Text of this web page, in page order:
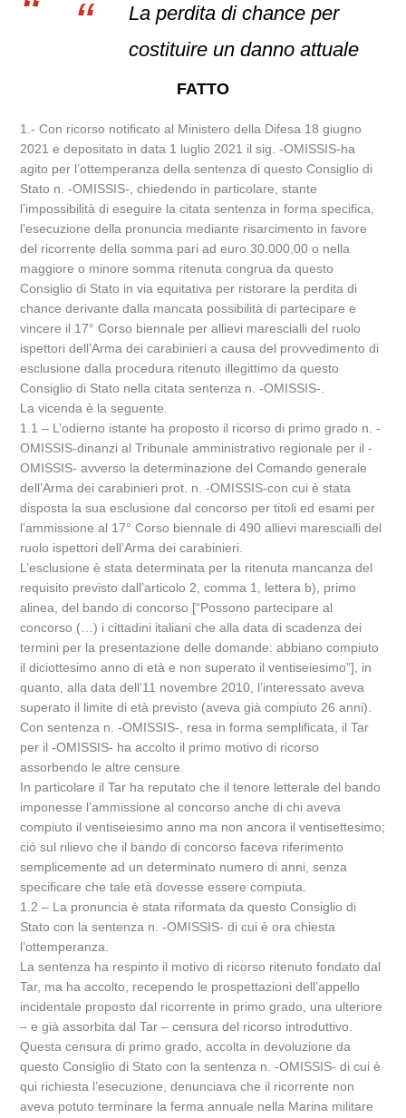
La perdita di chance per
costituire un danno attuale
FATTO
1.- Con ricorso notificato al Ministero della Difesa 18 giugno
2021 e depositato in data 1 luglio 2021 il sig. -OMISSIS-ha
agito per l’ottemperanza della sentenza di questo Consiglio di
Stato n. -OMISSIS-, chiedendo in particolare, stante
l’impossibilità di eseguire la citata sentenza in forma specifica,
l’esecuzione della pronuncia mediante risarcimento in favore
del ricorrente della somma pari ad euro 30.000,00 o nella
maggiore o minore somma ritenuta congrua da questo
Consiglio di Stato in via equitativa per ristorare la perdita di
chance derivante dalla mancata possibilità di partecipare e
vincere il 17° Corso biennale per allievi marescialli del ruolo
ispettori dell’Arma dei carabinieri a causa del provvedimento di
esclusione dalla procedura ritenuto illegittimo da questo
Consiglio di Stato nella citata sentenza n. -OMISSIS-.
La vicenda è la seguente.
1.1 – L’odierno istante ha proposto il ricorso di primo grado n. -
OMISSIS-dinanzi al Tribunale amministrativo regionale per il -
OMISSIS- avverso la determinazione del Comando generale
dell’Arma dei carabinieri prot. n. -OMISSIS-con cui è stata
disposta la sua esclusione dal concorso per titoli ed esami per
l’ammissione al 17° Corso biennale di 490 allievi marescialli del
ruolo ispettori dell’Arma dei carabinieri.
L’esclusione è stata determinata per la ritenuta mancanza del
requisito previsto dall’articolo 2, comma 1, lettera b), primo
alinea, del bando di concorso [“Possono partecipare al
concorso (…) i cittadini italiani che alla data di scadenza dei
termini per la presentazione delle domande: abbiano compiuto
il diciottesimo anno di età e non superato il ventiseiesimo”], in
quanto, alla data dell’11 novembre 2010, l’interessato aveva
superato il limite di età previsto (aveva già compiuto 26 anni).
Con sentenza n. -OMISSIS-, resa in forma semplificata, il Tar
per il -OMISSIS- ha accolto il primo motivo di ricorso
assorbendo le altre censure.
In particolare il Tar ha reputato che il tenore letterale del bando
imponesse l’ammissione al concorso anche di chi aveva
compiuto il ventiseiesimo anno ma non ancora il ventisettesimo;
ciò sul rilievo che il bando di concorso faceva riferimento
semplicemente ad un determinato numero di anni, senza
specificare che tale età dovesse essere compiuta.
1.2 – La pronuncia è stata riformata da questo Consiglio di
Stato con la sentenza n. -OMISSIS- di cui è ora chiesta
l’ottemperanza.
La sentenza ha respinto il motivo di ricorso ritenuto fondato dal
Tar, ma ha accolto, recependo le prospettazioni dell’appello
incidentale proposto dal ricorrente in primo grado, una ulteriore
– e già assorbita dal Tar – censura del ricorso introduttivo.
Questa censura di primo grado, accolta in devoluzione da
questo Consiglio di Stato con la sentenza n. -OMISSIS- di cui è
qui richiesta l’esecuzione, denunciava che il ricorrente non
aveva potuto terminare la ferma annuale nella Marina militare